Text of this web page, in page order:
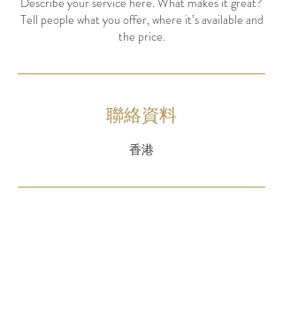
Tell people what you offer, where it’s available and
the price.
聯絡資料
香港